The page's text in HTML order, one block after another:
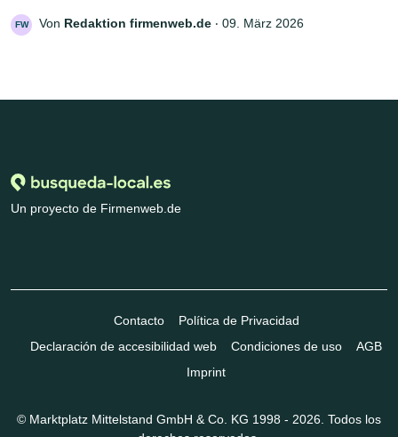
FW Von Redaktion firmenweb.de ‧ 09. März 2026
Un proyecto de Firmenweb.de
Contacto
Política de Privacidad
Declaración de accesibilidad web
Condiciones de uso
AGB
Imprint
© Marktplatz Mittelstand GmbH & Co. KG 1998 - 2026. Todos los